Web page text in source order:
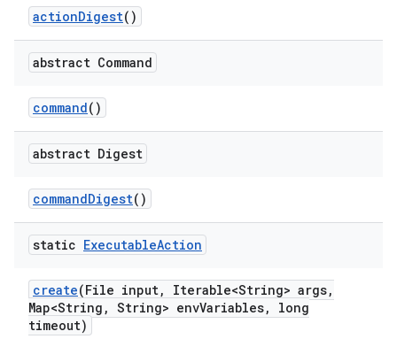
actionDigest()
abstract Command
command()
abstract Digest
commandDigest()
static ExecutableAction
create(File input, Iterable<String> args,
Map<String , String> envVariables,
long
timeout)